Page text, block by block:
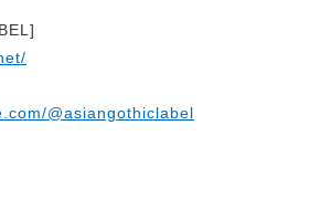
@asiangothiclabel